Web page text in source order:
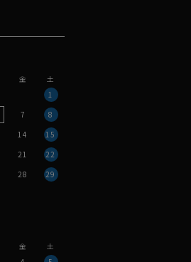
金
土
1
7
8
14
15
21
22
28
29
金
土